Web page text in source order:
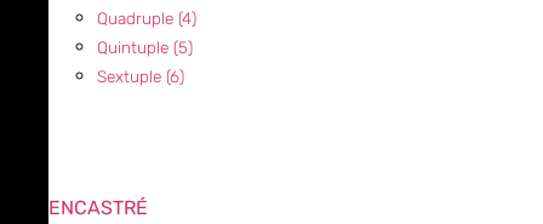
Quadruple (4)
Quintuple (5)
Sextuple (6)
ENCASTRÉ